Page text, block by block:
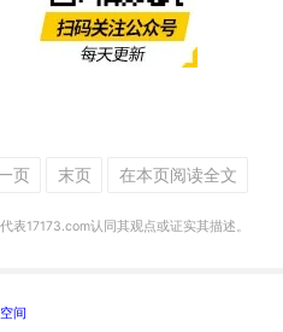
页 末页 在本页阅读全文
表17173.com认同其观点或证实其描述。
间